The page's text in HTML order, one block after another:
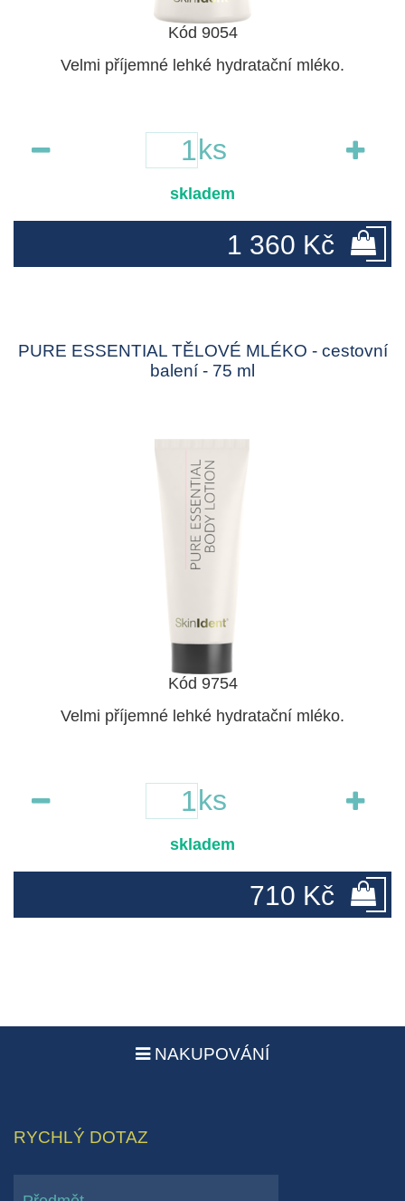
Kód 9054
Velmi příjemné lehké hydratační mléko.
ks
skladem
1 360 Kč
PURE ESSENTIAL TĚLOVÉ MLÉKO - cestovní
balení - 75 ml
Kód 9754
Velmi příjemné lehké hydratační mléko.
ks
skladem
710 Kč
NAKUPOVÁNÍ
RYCHLÝ DOTAZ